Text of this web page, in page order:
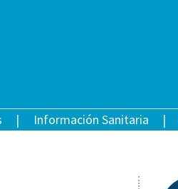
Información Sanitaria